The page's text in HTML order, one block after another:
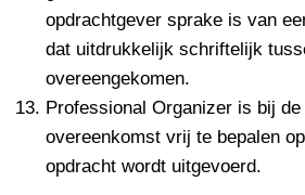
opdrachtgever sprake is van
dat uitdrukkelijk schriftelijk
overeengekomen.
Professional Organizer is bij
overeenkomst vrij te bepalen
opdracht wordt uitgevoerd.